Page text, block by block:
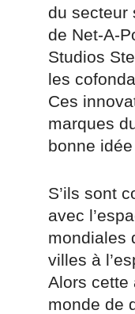
du secteur
de Net-A-
Studios
les
Ces
marques
bonne
S’ils sont
avec
mondiales
villes à
Alors cette
monde de